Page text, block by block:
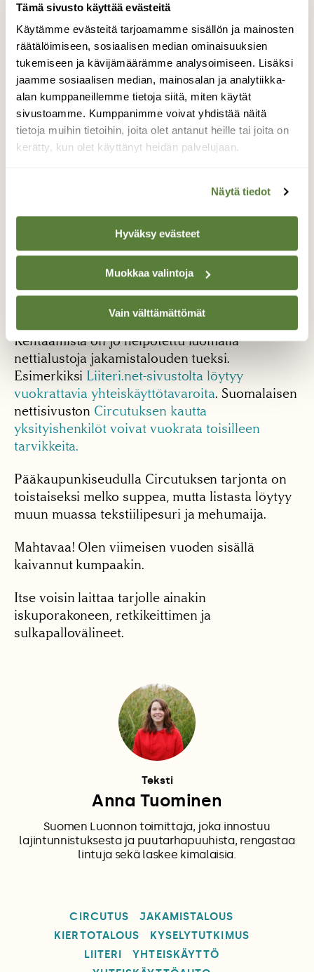
Tämä sivusto käyttää evästeitä
Käytämme evästeitä tarjoamamme sisällön ja mainosten
räätälöimiseen, sosiaalisen median ominaisuuksien
tukemiseen ja kävijämäärämme analysoimiseen. Lisäksi
jaamme sosiaalisen median, mainosalan ja analytiikka-
alan kumppaneillemme tietoja siitä, miten käytät
sivustoamme. Kumppanimme voivat yhdistää näitä
tietoja muihin tietoihin, joita olet antanut heille tai joita on
kerätty, kun olet käyttänyt heidän palvelujaan.
Näytä tiedot
Hyväksy evästeet
Muokkaa valintoja
Vain välttämättömät
häiritä tai olla vaivaksi. Tai entä jos naapurini ei
kehtaisikaan kieltäytyä, vaikka haluaisi? Jos hän
epäilisi, että rikon lainatun tavaran tai unohdan
palauttaa sen?
”Tuollaiset tekijät voivat vaikuttaa. Varmaankin
myös yhteisöllisyys vaikuttaa, ja
kaupungistuminen. Kuinka hyvin tunnemme
naapurit, ja paljonko on sosiaalisia verkostoja?”
Pitkäsen mukaan jakamistalous parhaimmillaan
yhteisistä asioista ja tutustuvat toisiinsa.
”Siinä voi olla tällaisia hyötyjä sen ohella, että
säästetään luonnonvaroja sekä mahdollistetaan
jonkun hyödykkeen käyttö sellaiselle, jolla ei
muuten olisi varaa siihen.”
Kehtaamista on jo helpotettu luomalla
nettialustoja jakamistalouden tueksi.
Esimerkiksi Liiteri.net-sivustolta löytyy
vuokrattavia yhteiskäyttötavaroita. Suomalaisen
nettisivuston Circutuksen kautta
yksityishenkilöt voivat vuokrata toisilleen
tarvikkeita.
Pääkaupunkiseudulla Circutuksen tarjonta on
toistaiseksi melko suppea, mutta listasta löytyy
muun muassa tekstiilipesuri ja mehumaija.
Mahtavaa! Olen viimeisen vuoden sisällä
kaivannut kumpaakin.
Itse voisin laittaa tarjolle ainakin
iskuporakoneen, retkikeittimen ja
sulkapallovälineet.
Teksti
Anna Tuominen
Suomen Luonnon toimittaja, joka innostuu
lajintunnistuksesta ja puutarhapuuhista, rengastaa
lintuja sekä laskee kimalaisia.
CIRCUTUS
JAKAMISTALOUS
KIERTOTALOUS
KYSELYTUTKIMUS
LIITERI
YHTEISKÄYTTÖ